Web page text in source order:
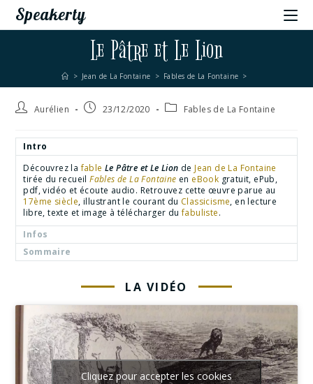
Speakerty
Le Pâtre et Le Lion
> Jean de La Fontaine > Fables de La Fontaine >
Aurélien 23/12/2020 Fables de La Fontaine
Intro
Découvrez lafable Le Pâtre et Le Lion deJean de La Fontaine
tirée du recueilFables de La Fontaine en eBook gratuit, ePub,
pdf, vidéo et écoute audio. Retrouvez cette œuvre parue au
17ème siècle, illustrant le courant du Classicisme, en lecture
libre, texte et image à télécharger dufabuliste.
Infos
Sommaire
LA VIDÉO
Cliquez pour accepter les cookies